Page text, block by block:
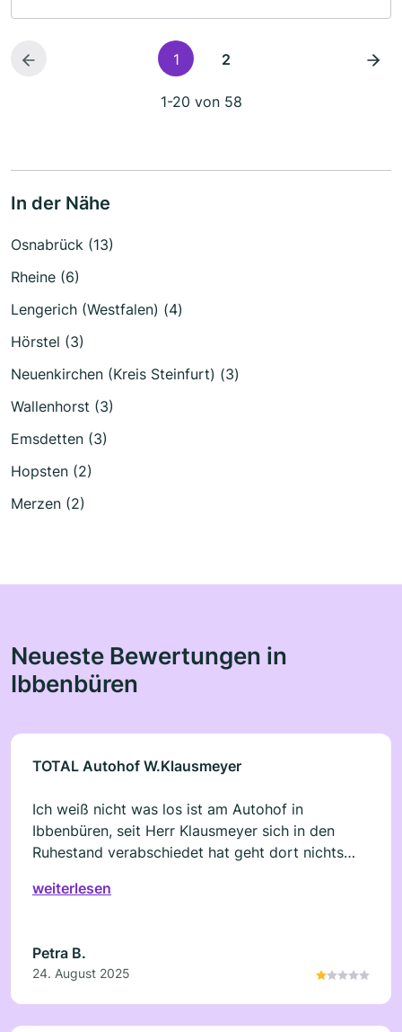
1 2
1-20 von 58
In der Nähe
Osnabrück (13)
Rheine (6)
Lengerich (Westfalen) (4)
Hörstel (3)
Neuenkirchen (Kreis Steinfurt) (3)
Wallenhorst (3)
Emsdetten (3)
Hopsten (2)
Merzen (2)
Neueste Bewertungen in
Ibbenbüren
TOTAL Autohof W.Klausmeyer
Ich weiß nicht was los ist am Autohof in
Ibbenbüren, seit Herr Klausmeyer sich in den
Ruhestand verabschiedet hat geht dort nichts
Mettbrötchen, keine Ei Brötchen, Currywurst zu
weiterlesen
Petra B.
24. August 2025